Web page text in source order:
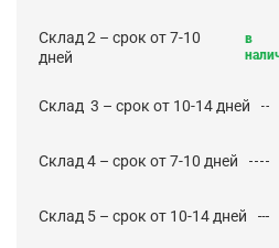
Склад 2 – срок от 7-10
дней
в
Cклад 3 – срок от 10-14 дней
Склад 4 – срок от 7-10 дней
Склад 5 – срок от 10-14 дней